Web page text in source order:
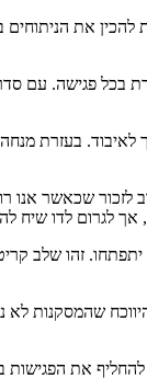
להכין את
פגישה. עם סדר
בעזרת
שכאשר אנו
לגרום לדו שיח
זהו שלב
שהמסקנות
את